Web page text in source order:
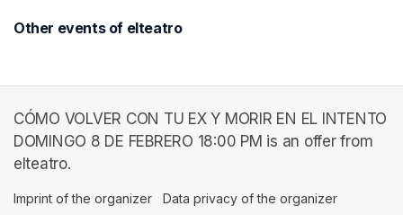
Other events of elteatro
CÓMO VOLVER CON TU EX Y MORIR EN EL INTENTO
DOMINGO 8 DE FEBRERO 18:00 PM is an offer from
elteatro.
Imprint of the organizer (opens in a new tab)
Data privacy of the organizer